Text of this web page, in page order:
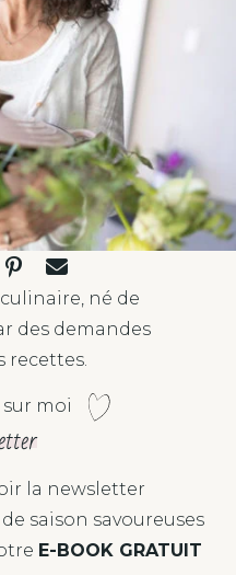
né de
des demandes
recettes.
sur moi
la newsletter
saison savoureuses
E-BOOK GRATUIT